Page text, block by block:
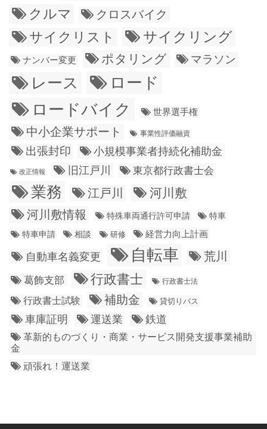
クルマ クロスバイク
サイクリスト サイクリング
ナンバー変更 ポタリング マラソン
レース
ロード
ロードバイク
世界選手権
中小企業サポート 事業性評価融資
出張封印 小規模事業者持続化補助金
改正情報 旧江戸川 東京都行政書士会
業務 江戸川
河川敷
河川敷情報
特殊車両通行許可申請
特車
特車申請
相談 研修 経営力向上計画
自動車名義変更 自転車 荒川
葛飾支部 行政書士 行政書士法
行政書士試験 補助金 貸切りバス
車庫証明 運送業 鉄道
革新的ものづくり・商業・サービス開発支援事業補助
金
頑張れ！運送業